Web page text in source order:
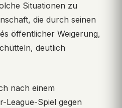
Situationen zu
die durch seinen
öffentlicher Weigerung,
deutlich
nach einem
League-Spiel gegen